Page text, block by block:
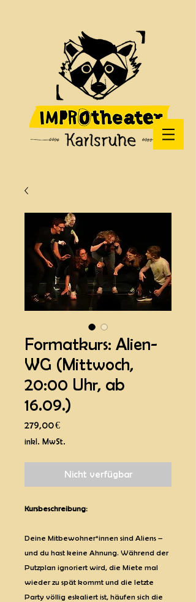
Formatkurs: Alien-
WG (Mittwoch,
20:00 Uhr, ab
16.09.)
279,00 €Preis
inkl. MwSt.
Nicht verfügbar
Kursbeschreibung:
Deine Mitbewohner*innen sind Aliens –
und du hast keine Ahnung. Während der
Putzplan ignoriert wird, die Miete mal
wieder zu spät kommt und die letzte
Party völlig eskaliert ist, häufen sich die